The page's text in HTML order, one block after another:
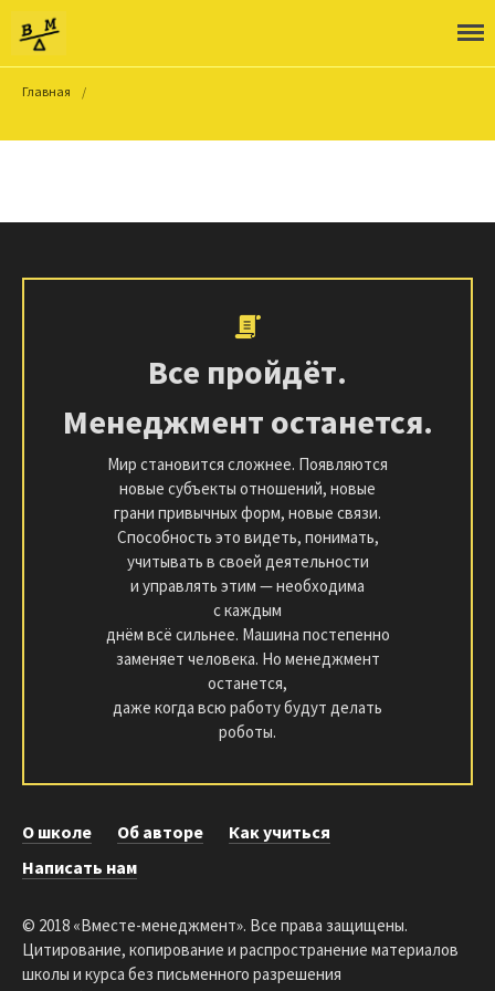
Войти
Главная /
Все пройдёт.
Менеджмент останется.
Мир становится сложнее. Появляются
новые субъекты отношений, новые
грани привычных форм, новые связи.
Способность это видеть, понимать,
учитывать в своей деятельности
и управлять этим — необходима
с каждым
днём всё сильнее. Машина постепенно
заменяет человека. Но менеджмент
останется,
даже когда всю работу будут делать
роботы.
О школе Об авторе
Как учиться
Написать нам
© 2018 «Вместе-менеджмент». Все права защищены.
Цитирование, копирование и распространение материалов
школы и курса без письменного разрешения